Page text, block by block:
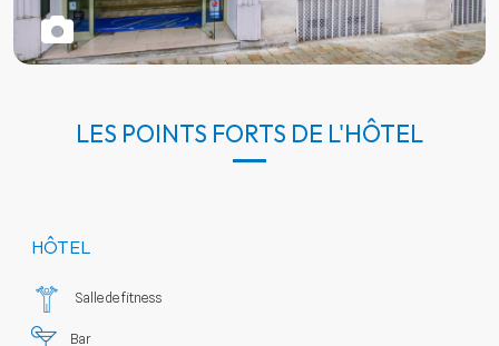
LES POINTS FORTS DE L'HÔTEL
HÔTEL
Salle de fitness
Bar